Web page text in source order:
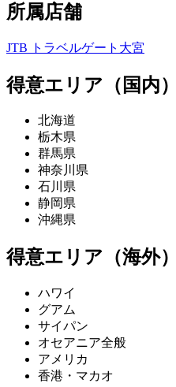
所属店舗
JTB トラベルゲート大宮
得意エリア（国内）
北海道
栃木県
群馬県
神奈川県
石川県
静岡県
沖縄県
得意エリア（海外）
ハワイ
グアム
サイパン
オセアニア全般
アメリカ
香港・マカオ